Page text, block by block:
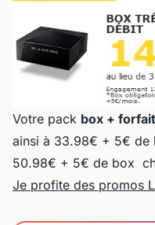
Votre pack box +
ainsi à 33.98€ + 5€ de
50.98€ + 5€ de box
Je profite des promos